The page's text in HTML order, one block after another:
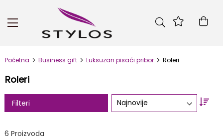
Skip
Početna Business gift Luksuzan pisaći pribor Roleri
Roleri
6 Proizvoda
Set
Filteri